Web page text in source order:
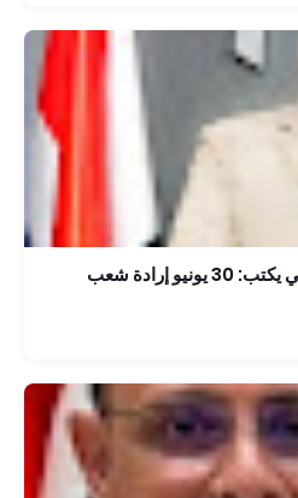
الأستاذ الدكتور محمد أبو علي يكتب: 30 يونيو إرادة شعب